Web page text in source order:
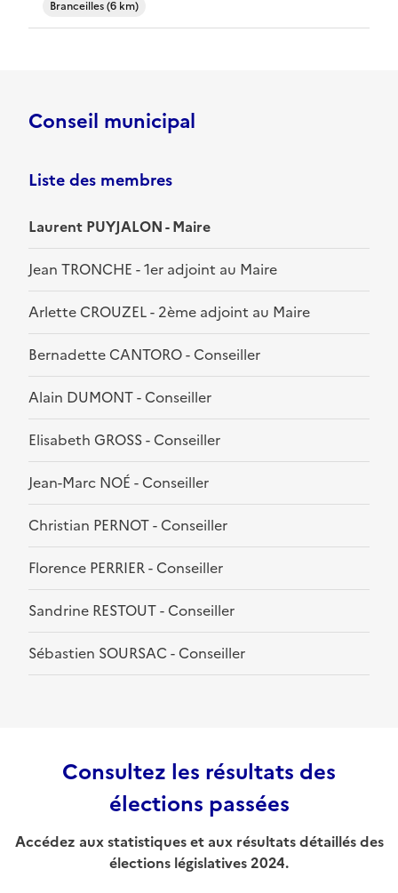
Branceilles (6 km)
Conseil municipal
Liste des membres
Laurent PUYJALON - Maire
Jean TRONCHE - 1er adjoint au Maire
Arlette CROUZEL - 2ème adjoint au Maire
Bernadette CANTORO - Conseiller
Alain DUMONT - Conseiller
Elisabeth GROSS - Conseiller
Jean-Marc NOÉ - Conseiller
Christian PERNOT - Conseiller
Florence PERRIER - Conseiller
Sandrine RESTOUT - Conseiller
Sébastien SOURSAC - Conseiller
Consultez les résultats des
élections passées
Accédez aux statistiques et aux résultats détaillés des
élections législatives 2024.